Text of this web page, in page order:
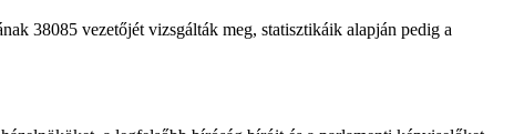
38085 vezetőjét vizsgálták meg, statisztikáik alapján pedig a